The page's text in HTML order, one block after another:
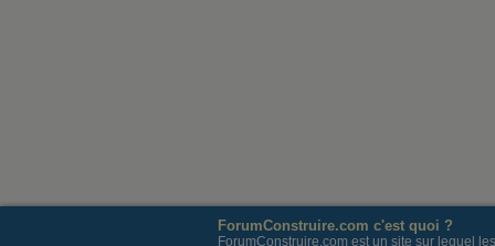
ForumConstruire.com c'est quoi ?
ForumConstruire.com est un site sur lequel